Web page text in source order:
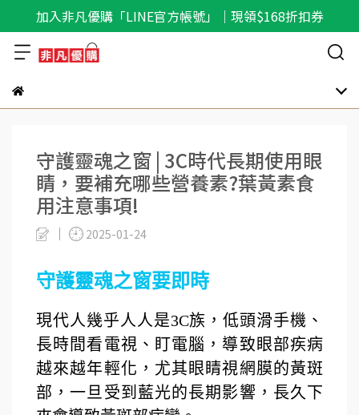
加入非凡優購「LINE官方帳號」｜現領$168折扣券
守護靈魂之窗 | 3C時代長期使用眼
睛，要補充哪些營養素?葉黃素食
用注意事項!
2025-01-24
守護靈魂之窗要即時
現代人幾乎人人是3C族，低頭滑手機、
長時間看電視、盯電腦，導致眼部疾病
越來越年輕化，尤其眼睛視網膜的黃斑
部，一旦受到藍光的長期影響，長久下